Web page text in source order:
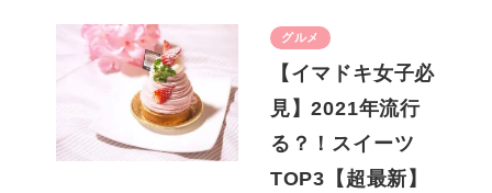
グルメ
【イマドキ女子必
見】2021年流行
る？！スイーツ
TOP3【超最新】